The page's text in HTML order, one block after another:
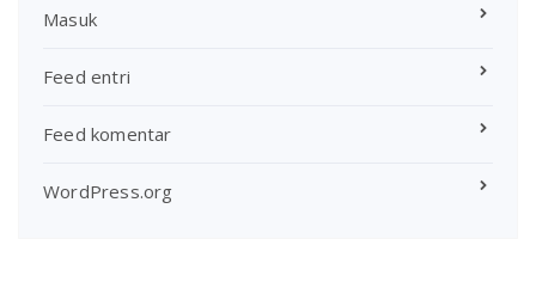
Masuk
Feed entri
Feed komentar
WordPress.org